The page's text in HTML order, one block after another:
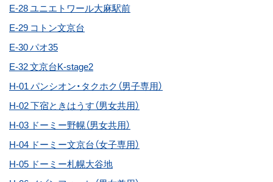
E-28 ユニエトワール大麻駅前
E-29 コトン文京台
E-30 パオ35
E-32 文京台K-stage2
H-01 パンシオン・タクホク（男子専用）
H-02 下宿ときはうす（男女共用）
H-03 ドーミー野幌（男女共用）
H-04 ドーミー文京台（女子専用）
H-05 ドーミー札幌大谷地